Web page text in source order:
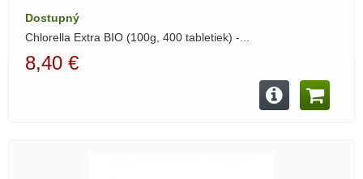
Dostupný
Chlorella Extra BIO (100g, 400 tabletiek) -...
8,40 €